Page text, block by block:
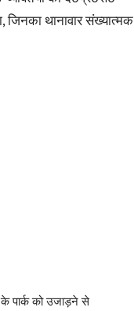
जिनका थानावार संख्यात्मक
के पार्क को उजाड़ने से